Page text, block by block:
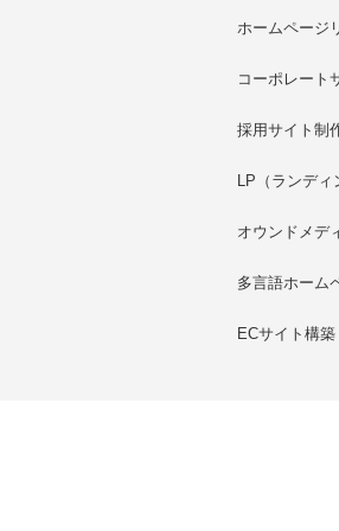
ホームページ
コーポレート
採用サイト制
LP（ランデ
オウンドメデ
多言語ホーム
ECサイト構築